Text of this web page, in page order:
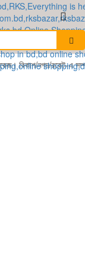
বিকাশ/নগদ/রকেট-এ